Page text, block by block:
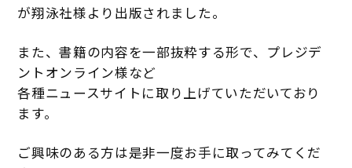
が翔泳社様より出版されました。
また、書籍の内容を一部抜粋する形で、プレジデ
ントオンライン様など
各種ニュースサイトに取り上げていただいており
ます。
ご興味のある方は是非一度お手に取ってみてくだ